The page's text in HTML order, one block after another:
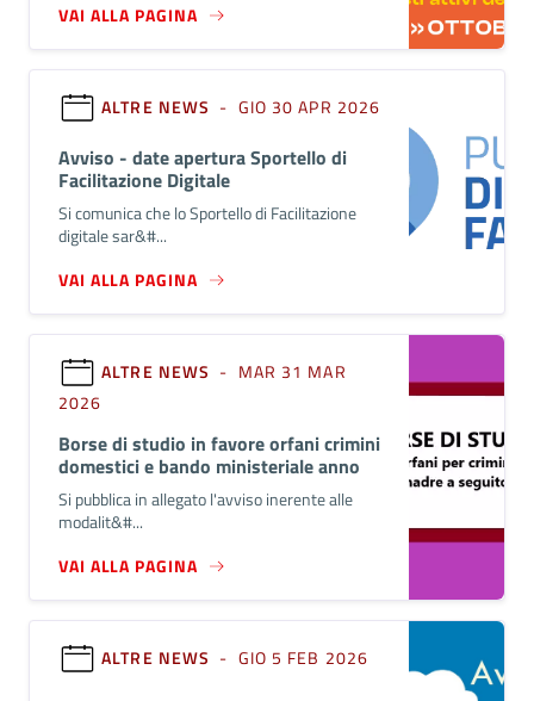
VAI ALLA PAGINA
ALTRE NEWS - GIO 30 APR 2026
Avviso - date apertura Sportello di
Facilitazione Digitale
Si comunica che lo Sportello di Facilitazione
digitale sar&#...
VAI ALLA PAGINA
ALTRE NEWS - MAR 31 MAR
2026
Borse di studio in favore orfani crimini
domestici e bando ministeriale anno
2026-2027
Si pubblica in allegato l'avviso inerente alle
modalit&#...
VAI ALLA PAGINA
ALTRE NEWS - GIO 5 FEB 2026